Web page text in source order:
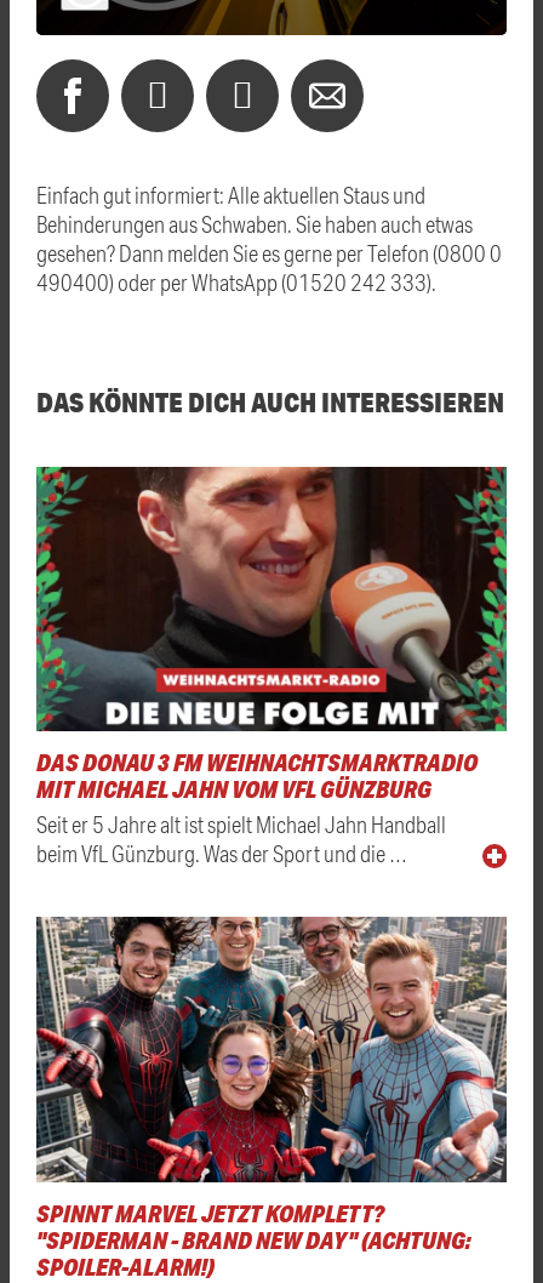
Einfach gut informiert: Alle aktuellen Staus und
Behinderungen aus Schwaben. Sie haben auch etwas
gesehen? Dann melden Sie es gerne per Telefon (0800 0
490400) oder per WhatsApp (01520 242 333).
DAS KÖNNTE DICH AUCH INTERESSIEREN
DAS DONAU 3 FM WEIHNACHTSMARKTRADIO
MIT MICHAEL JAHN VOM VFL GÜNZBURG
Seit er 5 Jahre alt ist spielt Michael Jahn Handball
beim VfL Günzburg. Was der Sport und die …
SPINNT MARVEL JETZT KOMPLETT?
"SPIDERMAN - BRAND NEW DAY" (ACHTUNG:
SPOILER-ALARM!)